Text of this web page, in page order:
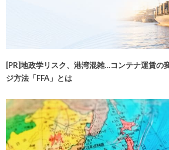
[PR]地政学リスク、港湾混雑…コンテナ運賃の
ジ方法「FFA」とは